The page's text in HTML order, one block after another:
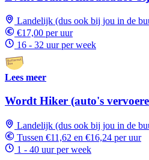
Landelijk (dus ook bij jou in de
€17,00 per uur
16 - 32 uur per week
Lees meer
Wordt Hiker (auto's
Landelijk (dus ook bij jou in de
Tussen €11,62 en €16,24 per uur
1 - 40 uur per week